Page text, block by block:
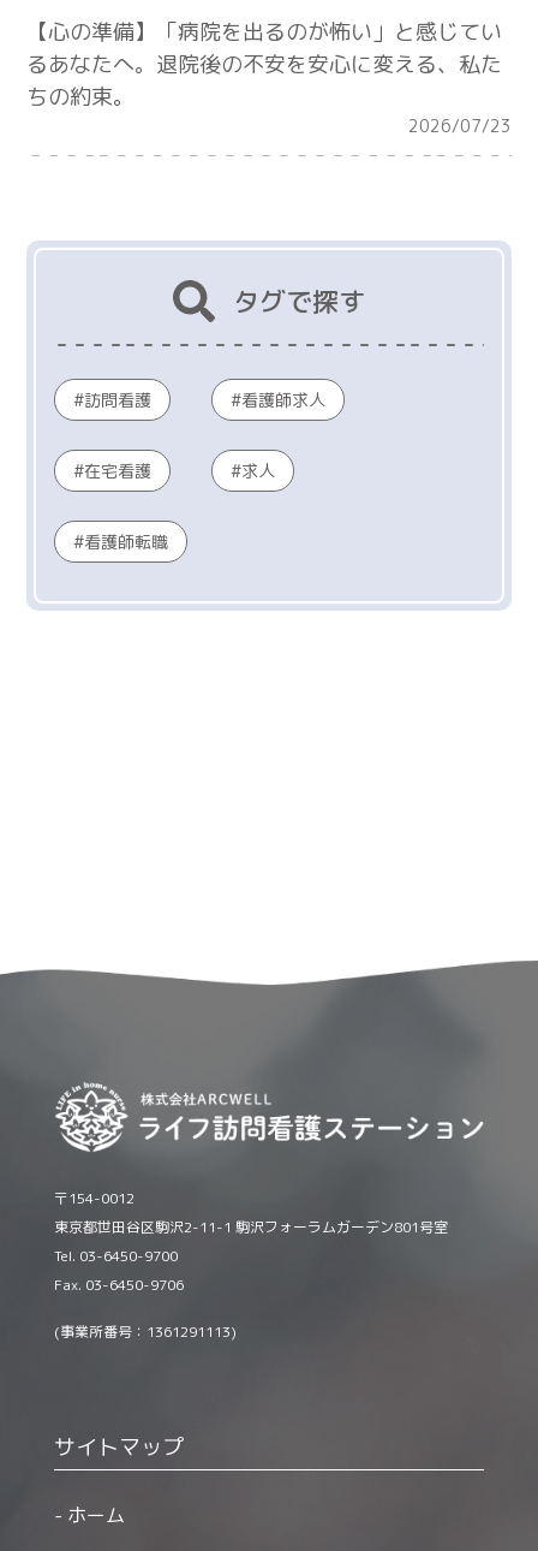
【心の準備】「病院を出るのが怖い」と感じてい
るあなたへ。退院後の不安を安心に変える、私た
ちの約束。
2026/07/23
タグで探す
訪問看護 看護師求人
在宅看護 求人
看護師転職
〒154-0012
東京都世田谷区駒沢2-11-1 駒沢フォーラムガーデン801号室
Tel. 03-6450-9700
Fax. 03-6450-9706
(事業所番号：1361291113)
サイトマップ
ホーム